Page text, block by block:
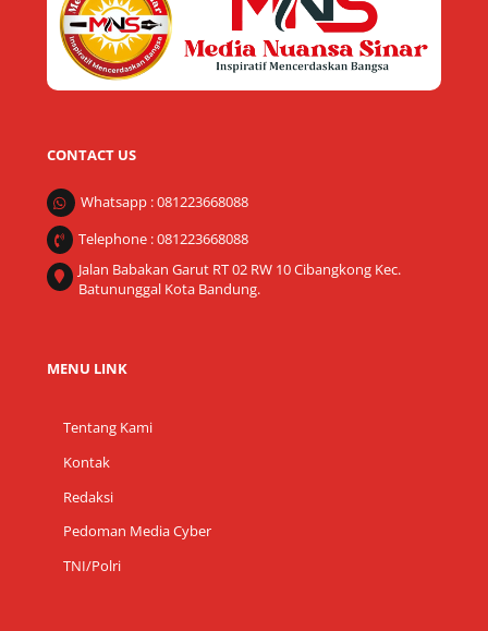
CONTACT US
Whatsapp : 081223668088
Telephone : 081223668088
Jalan Babakan Garut RT 02 RW 10 Cibangkong Kec.
Batununggal Kota Bandung.
MENU LINK
Tentang Kami
Kontak
Redaksi
Pedoman Media Cyber
TNI/Polri